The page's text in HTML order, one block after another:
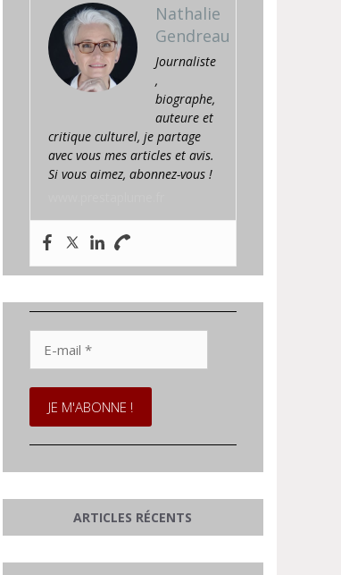
Nathalie
Gendreau
Journaliste
,
biographe,
auteure et
critique culturel, je partage
avec vous mes articles et avis.
Si vous aimez, abonnez-vous !
mail
*
ARTICLES RÉCENTS